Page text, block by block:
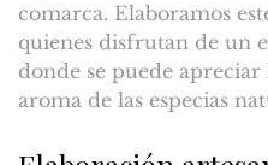
comarca. Elaboramos
quienes disfrutan de un
donde se puede
aroma de las especias